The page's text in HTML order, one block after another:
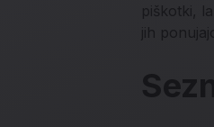
piškotki,
jih